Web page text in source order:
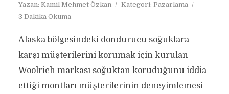
Yazan: Kamil Mehmet Özkan Kategori: Pazarlama
3 Dakika Okuma
Alaska bölgesindeki dondurucu soğuklara
karşı müşterilerini korumak için kurulan
Woolrich markası soğuktan koruduğunu iddia
ettiği montları müşterilerinin deneyimlemesi